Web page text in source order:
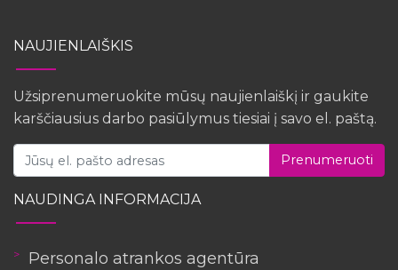
NAUJIENLAIŠKIS
Užsiprenumeruokite mūsų naujienlaiškį ir gaukite
karščiausius darbo pasiūlymus tiesiai į savo el. paštą.
Prenumeruoti
NAUDINGA INFORMACIJA
Personalo atrankos agentūra